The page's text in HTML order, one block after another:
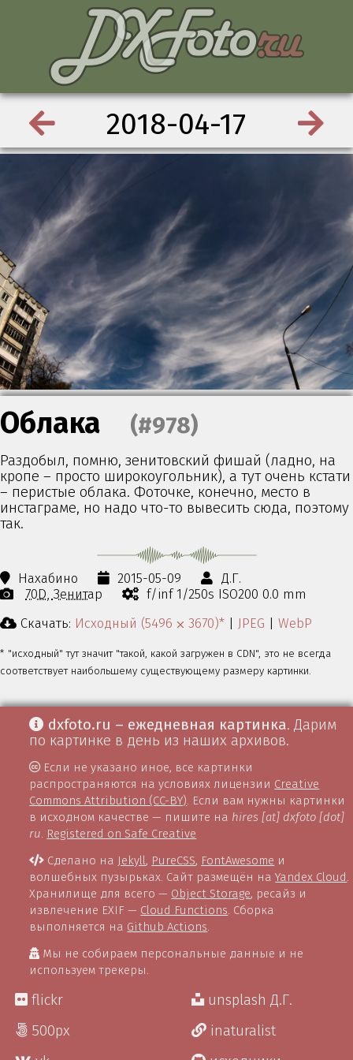
2018-04-17
Облака (#978)
Раздобыл, помню, зенитовский фишай (ладно, на
кропе – просто широкоугольник), а тут очень кстати
– перистые облака. Фоточке, конечно, место в
инстаграме, но надо что-то вывесить сюда, поэтому
так.
Нахабино 2015-05-09
Д.Г.
70D Зенитар
f/inf 1/250s ISO200 0.0 mm
Скачать: Исходный (5496 ⨉ 3670)* | JPEG | WebP
* "исходный" тут значит "такой, какой загружен в CDN", это не всегда
соответствует наибольшему существующему размеру картинки.
dxfoto.ru – ежедневная картинка. Дарим
по картинке в день из наших архивов.
Если не указано иное, все картинки
распространяются на условиях лицензии Creative
Commons Attribution (CC-BY). Если вам нужны картинки
в исходном качестве — пишите на hires [at] dxfoto [dot]
ru. Registered on Safe Creative
Сделано на Jekyll, PureCSS, FontAwesome и
волшебных пузырьках. Сайт размещён наYandex Cloud.
Хранилище для всего — Object Storage, ресайз и
извлечение EXIF — Cloud Functions. Сборка
выполняется на Github Actions.
Мы не собираем персональные данные и не
используем трекеры.
flickr
500px
unsplash Д.Г.
inaturalist